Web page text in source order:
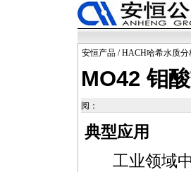
安恒产品 /HACH哈希水质分
MO42 钼
阅：
典型应用
工业领域